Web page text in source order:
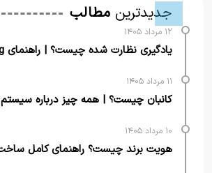
جدیدترین مطالب
۱۲ مرداد ۱۴۰۵
۱۱ مرداد ۱۴۰۵
کانبان چیست؟ | همه چیز درباره سیستم Kanban
۱۰ مرداد ۱۴۰۵